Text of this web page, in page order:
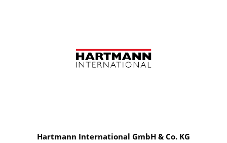
Hartmann International GmbH & Co. KG